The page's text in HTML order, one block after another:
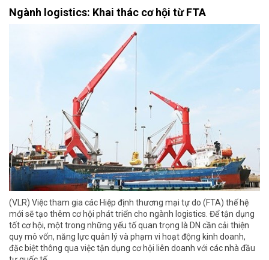
Ngành logistics: Khai thác cơ hội từ FTA
(VLR) Việc tham gia các Hiệp định thương mại tự do (FTA) thế hệ
mới sẽ tạo thêm cơ hội phát triển cho ngành logistics. Để tận dụng
tốt cơ hội, một trong những yếu tố quan trọng là DN cần cải thiện
quy mô vốn, năng lực quản lý và phạm vi hoạt động kinh doanh,
đặc biệt thông qua việc tận dụng cơ hội liên doanh với các nhà đầu